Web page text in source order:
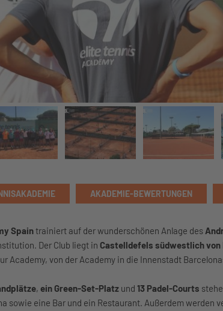
AKADEMIE-BEWERTUNGEN
Spaintrainiert auf der wunderschönen Anlage des
Der Club liegt in Castelldefels südwestlich von
Academy, von der Academy in die Innenstadt
, ein Green-Set-Platz und 13 Padel-Courts
sowie eine Bar und ein Restaurant. Außerdem werden